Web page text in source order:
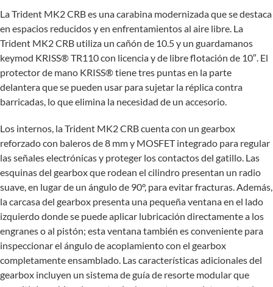
La Trident MK2 CRB es una carabina modernizada que se destaca
en espacios reducidos y en enfrentamientos al aire libre. La
Trident MK2 CRB utiliza un cañón de 10.5 y un guardamanos
keymod KRISS® TR110 con licencia y de libre flotación de 10″. El
protector de mano KRISS® tiene tres puntas en la parte
delantera que se pueden usar para sujetar la réplica contra
barricadas, lo que elimina la necesidad de un accesorio.
Los internos, la Trident MK2 CRB cuenta con un gearbox
reforzado con baleros de 8 mm y MOSFET integrado para regular
las señales electrónicas y proteger los contactos del gatillo. Las
esquinas del gearbox que rodean el cilindro presentan un radio
suave, en lugar de un ángulo de 90°, para evitar fracturas. Además,
la carcasa del gearbox presenta una pequeña ventana en el lado
izquierdo donde se puede aplicar lubricación directamente a los
engranes o al pistón; esta ventana también es conveniente para
inspeccionar el ángulo de acoplamiento con el gearbox
completamente ensamblado. Las características adicionales del
gearbox incluyen un sistema de guía de resorte modular que